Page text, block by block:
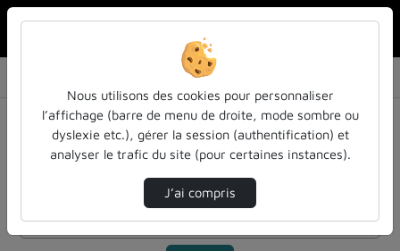
CM Groupe fondamental et Surfcaces de Rieman…
Mot de passe requis
Cette vidéo est protégée par un mot de passe, veuillez le
fournir et cliquez sur envoyer.
Nous utilisons des cookies pour personnaliser
l’affichage (barre de menu de droite, mode sombre ou
dyslexie etc.), gérer la session (authentification) et
analyser le trafic du site (pour certaines instances).
J’ai compris